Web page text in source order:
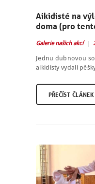
Aikidisté na
doma (pro
Galerie našich akcí
Jednu dubnovou
aikidisty vydali
PŘEČÍST ČLÁNEK